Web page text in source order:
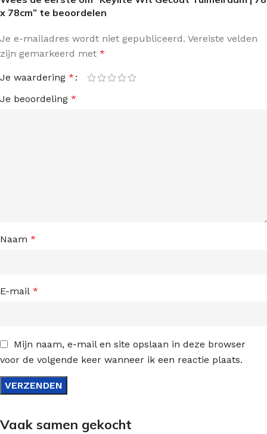
x 78cm” te beoordelen
Je e-mailadres wordt niet gepubliceerd. Vereiste velden
zijn gemarkeerd met *
Je waardering *
Je beoordeling *
Naam *
E-mail *
Mijn naam, e-mail en site opslaan in deze browser
voor de volgende keer wanneer ik een reactie plaats.
Vaak samen gekocht